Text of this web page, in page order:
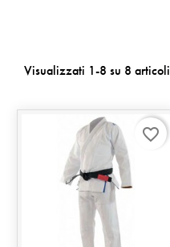
Visualizzati 1-8 su 8 articoli
favorite_border